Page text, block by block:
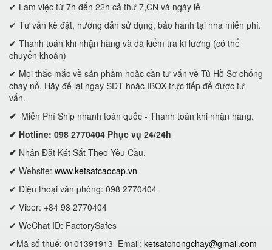
✔ Làm việc từ 7h đến 22h cả thứ 7,CN và ngày lễ
✔ Tư vấn kê đặt, hướng dẫn sử dụng, bảo hành tại nhà miễn phí.
✔ Thanh toán khi nhận hàng và đã kiểm tra kĩ lưỡng (có thể
chuyển khoản)
✔ Mọi thắc mắc về sản phẩm hoặc cần tư vấn về Tủ Hồ Sơ chống
cháy nổ. Hãy để lại ngay SĐT hoặc IBOX trực tiếp để được tư
vấn.
✔ Miễn Phí Ship nhanh toàn quốc - Thanh toán khi nhận hàng.
✔ Hotline: 098 2770404 Phục vụ 24/24h
✔ Nhận Đặt Két Sắt Theo Yêu Cầu.
✔ Website: www.ketsatcaocap.vn
✔ Điện thoại văn phòng: 098 2770404
✔ Viber: +84 98 2770404
✔ WeChat ID: FactorySafes
✔Mã số thuế: 0101391913 Email: ketsatchongchay@gmail.com